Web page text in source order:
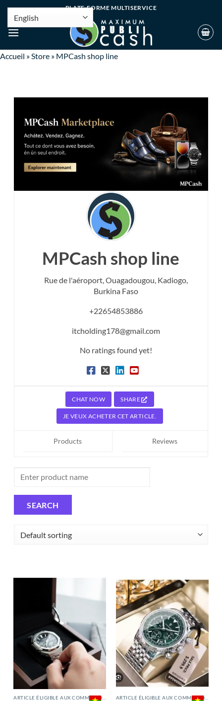
PLATE-FORME MULTISERVICE
Accueil »Store » MPCash shop line
MPCash shop line
Rue de l'aéroport,Ouagadougou, Kadiogo,
Burkina Faso
+22654853886
itcholding178@gmail.com
No ratings found yet!
SHARE
CHAT NOW
JE VEUX ACHETER CET ARTICLE.
Products Reviews